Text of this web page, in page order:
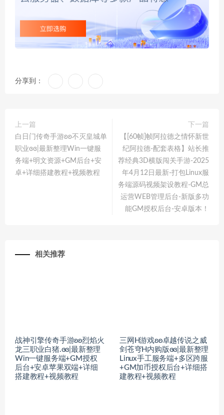
分享到：
上一篇
白日门传奇手游ʚʚ不灭皇城单
职业ɞɞ|最新整理Win一键服
务端+明文资源+GM后台+安
卓+详细搭建教程+视频教程
下一篇
【[60帧]帧阿拉德之情怀新世
纪阿拉德-配套表格】站长推
荐经典3D横版闯关手游-2025
年4月12日最新-打包Linux服
务端源码视频架设教程-GM总
运营WEB管理后台-新版多功
能GM授权后台-安卓版本！
相关推荐
战神引擎传奇手游ʚʚ烈焰火
龙三职业白猪.ɞɞ|最新整理
Win一键服务端+GM授权
后台+安卓苹果双端+详细
搭建教程+视频教程
三网H游戏ʚʚ卓越传说之威
剑苍穹H内购版ɞɞ|最新整理
Linux手工服务端+多区跨服
+GM加币授权后台+详细搭
建教程+视频教程